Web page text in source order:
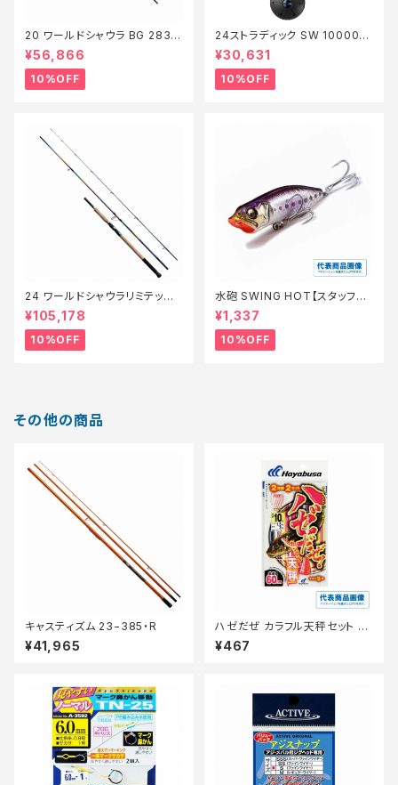
20 ワールドシャウラ BG 2836
RS-2【継続セール_ロッド】【10】
¥56,866
10%OFF
24ストラディック SW 10000H
G【継続セール_リール】【10】
¥30,631
10%OFF
24 ワールドシャウラリミテッド
21053R-3【継続セール_ロッ
ド】【10】
¥105,178
10%OFF
水砲 SWING HOT【スタッフ永
徳夏のチニングオススメルアー】
¥1,337
10%OFF
その他の商品
キャスティズム 23−385・R
¥41,965
ハゼだぜ カラフル天秤セット H
A110ー6ー0.8
¥467